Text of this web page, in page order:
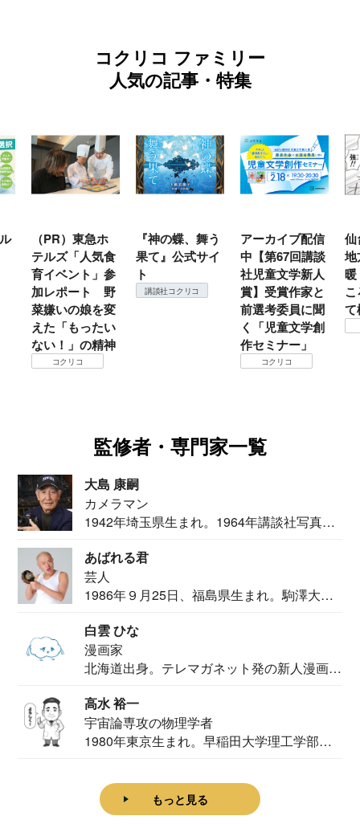
コクリコ ファミリー
人気の記事・特集
（PR）東急ホ
テルズ「人気食
育イベント」参
加レポート 野
菜嫌いの娘を変
えた「もったい
ない！」の精神
コクリコ
『神の蝶、舞う
果て』公式サイ
ト
講談社コクリコ
アーカイブ配信
中【第67回講談
社児童文学新人
賞】受賞作家と
前選考委員に聞
く「児童文学創
作セミナー」
コクリコ
仙
地
て
監修者・専門家一覧
大島 康嗣
カメラマン
1942年埼玉県生まれ。1964年講談社写真部
あばれる君
芸人
1986年９月25日、福島県生まれ。駒澤大学
白雲 ひな
漫画家
北海道出身。テレマガネット発の新人漫画
高水 裕一
宇宙論専攻の物理学者
1980年東京生まれ。早稲田大学理工学部物
もっと見る